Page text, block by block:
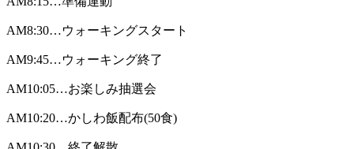
AM8:30…ウォーキングスタート
AM9:45…ウォーキング終了
AM10:05…お楽しみ抽選会
AM10:20…かしわ飯配布(50食)